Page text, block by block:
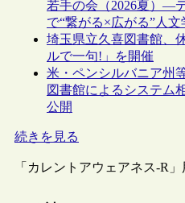
若手の会（2026夏）―
で“繋がる×広がる”人
埼玉県立久喜図書館、
ルで一句!」を開催
米・ペンシルバニア州
図書館によるシステム
公開
続きを見る
「カレントアウェアネス-R」